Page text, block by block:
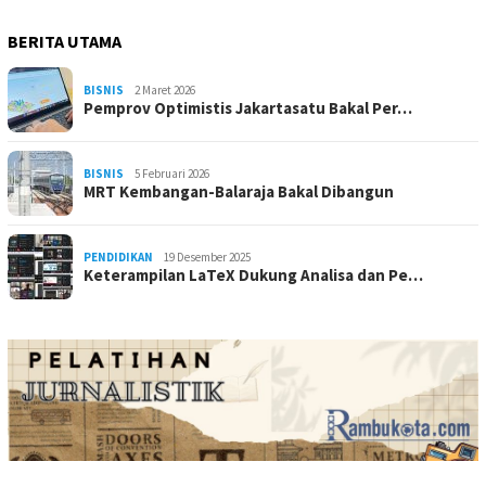
BERITA UTAMA
BISNIS 2 Maret 2026
Pemprov Optimistis Jakartasatu Bakal Per…
BISNIS 5 Februari 2026
MRT Kembangan-Balaraja Bakal Dibangun
PENDIDIKAN 19 Desember 2025
Keterampilan LaTeX Dukung Analisa dan Pe…